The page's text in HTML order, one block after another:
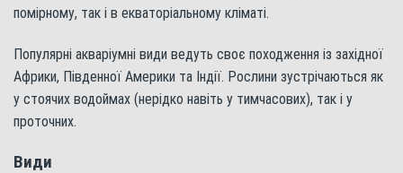
помірному, так і в екваторіальному кліматі.
Популярні акваріумні види ведуть своє походження із західної
Африки, Південної Америки та Індії. Рослини зустрічаються як
у стоячих водоймах (нерідко навіть у тимчасових), так і у
проточних.
Види